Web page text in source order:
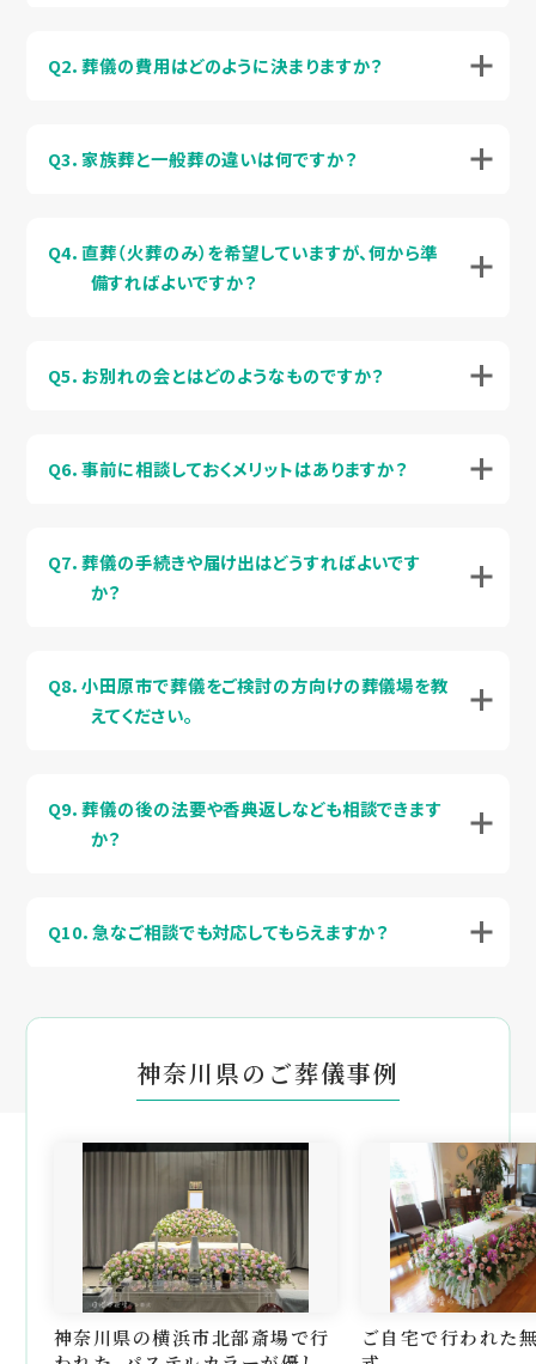
Q2．葬儀の費用はどのように決まりますか？
Q3．家族葬と一般葬の違いは何ですか？
Q4．直葬（火葬のみ）を希望していますが、何から準
備すればよいですか？
Q5．お別れの会とはどのようなものですか？
Q6．事前に相談しておくメリットはありますか？
Q7．葬儀の手続きや届け出はどうすればよいです
か？
Q8．小田原市で葬儀をご検討の方向けの葬儀場を教
えてください。
Q9．葬儀の後の法要や香典返しなども相談できます
か？
Q10．急なご相談でも対応してもらえますか？
神奈川県のご葬儀事例
神奈川県の横浜市北部斎場で行
ご自宅で行われた